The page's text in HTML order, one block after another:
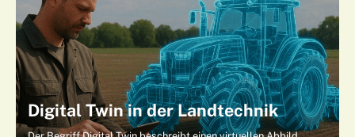
Digital Twin in der Landtechnik